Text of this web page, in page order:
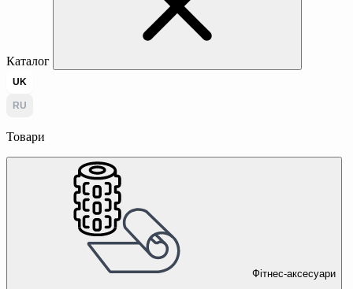
Каталог
UK
RU
Товари
Фітнес-аксесуари